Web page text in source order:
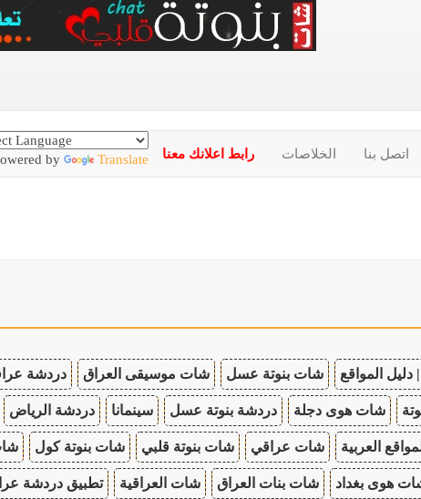
اتصل بنا الخلاصات رابط اعلانك معنا by Translate
المواقع شات بنوتة عسل شات موسيقى العراق دردشة
شات هوى دجلة دردشة بنوتة عسل سينمانا دردشة الرياض
العربية شات عراقي شات بنوتة قلبي شات بنوتة كول
هوى بغداد شات بنات العراق شات العراقية تطبيق دردشة